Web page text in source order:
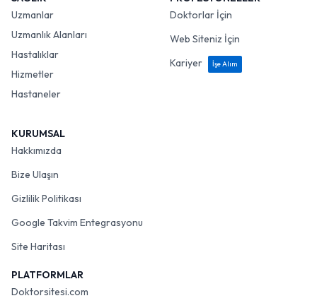
Uzmanlar
Uzmanlık Alanları
Hastalıklar
Hizmetler
Hastaneler
Doktorlar İçin
Web Siteniz İçin
Kariyer
İşe Alım
KURUMSAL
Hakkımızda
Bize Ulaşın
Gizlilik Politikası
Google Takvim Entegrasyonu
Site Haritası
PLATFORMLAR
Doktorsitesi.com